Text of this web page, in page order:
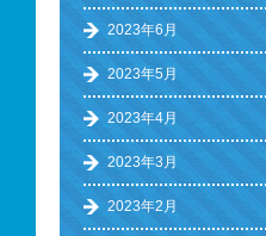
2023年6月
2023年5月
2023年4月
2023年3月
2023年2月